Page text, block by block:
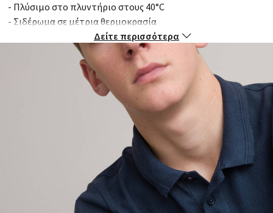
- Πλύσιμο στο πλυντήριο στους 40°C
- Σιδέρωμα σε μέτρια θερμοκρασία
- Στεγνωτήριο σε χαμηλή ταχύτητα
- Απαγορεύεται το στεγνό καθάρισμα / η χρήση λευκαντικού
Λευκο, Σκουρο μπλε, Μαυρο
Δείτε περισσότερα